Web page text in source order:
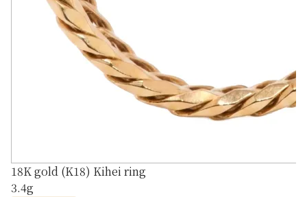
18K gold (K18) Kihei ring
3.4g